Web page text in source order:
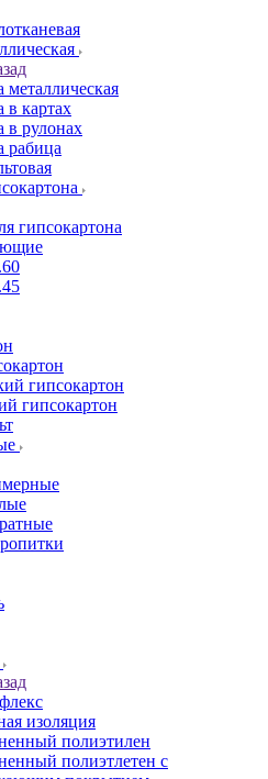
металлическая
в картах
в рулонах
рабица
гипсокартона
гипсокартон
гипсокартон
изоляция
полиэтилен
полиэтлетен с